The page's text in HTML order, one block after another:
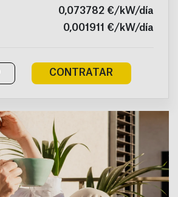
0,073782 €/kW/día
0,001911 €/kW/día
CONTRATAR